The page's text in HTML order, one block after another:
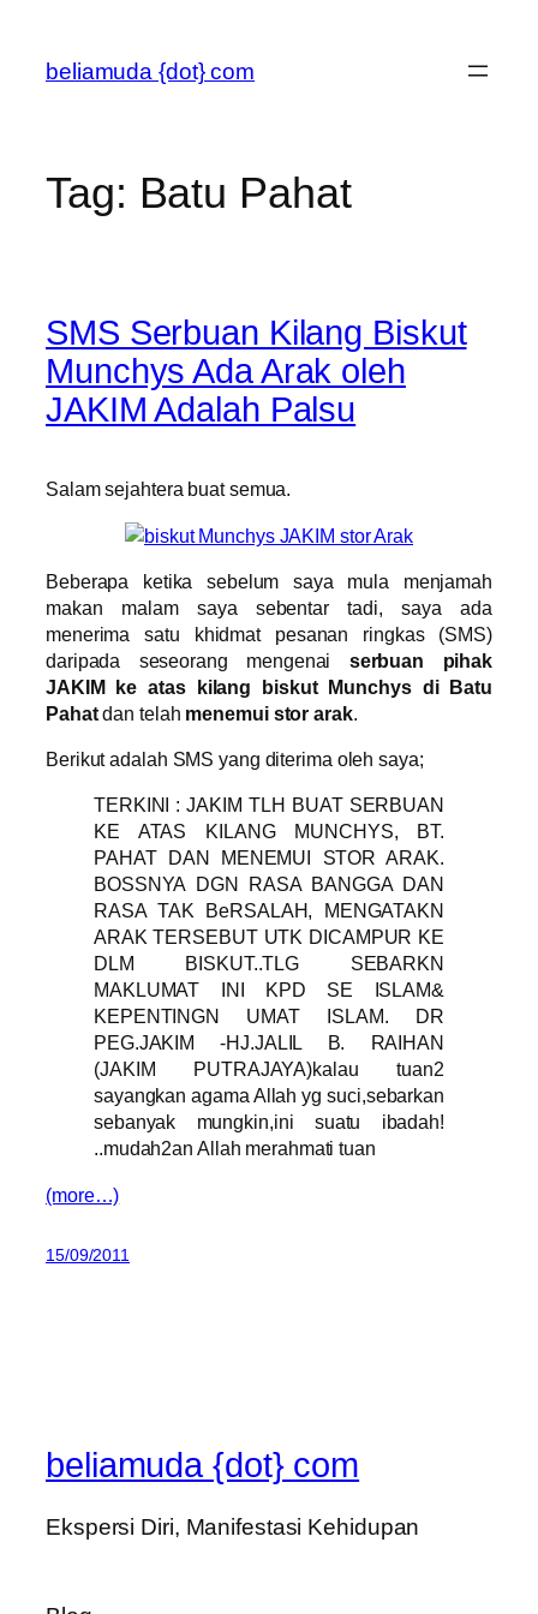
content
beliamuda {dot} com
Tag: Batu Pahat
SMS Serbuan Kilang Biskut
Munchys Ada Arak oleh
JAKIM Adalah Palsu
Salam sejahtera buat semua.
Beberapa ketika sebelum saya mula menjamah
makan malam saya sebentar tadi, saya ada
menerima satu khidmat pesanan ringkas (SMS)
daripada seseorang mengenai serbuan pihak
JAKIM ke atas kilang biskut Munchys di Batu
Pahatdan telah menemui stor arak.
Berikut adalah SMS yang diterima oleh saya;
TERKINI : JAKIM TLH BUAT SERBUAN
KE ATAS KILANG MUNCHYS, BT.
PAHAT DAN MENEMUI STOR ARAK.
BOSSNYA DGN RASA BANGGA DAN
RASA TAK BeRSALAH, MENGATAKN
ARAK TERSEBUT UTK DICAMPUR KE
DLM BISKUT..TLG SEBARKN
MAKLUMAT INI KPD SE ISLAM&
KEPENTINGN UMAT ISLAM. DR
PEG.JAKIM -HJ.JALIL B. RAIHAN
(JAKIM PUTRAJAYA)kalau tuan2
sayangkan agama Allah yg suci,sebarkan
sebanyak mungkin,ini suatu ibadah!
..mudah2an Allah merahmati tuan
(more…)
15/09/2011
beliamuda {dot} com
Ekspersi Diri, Manifestasi Kehidupan